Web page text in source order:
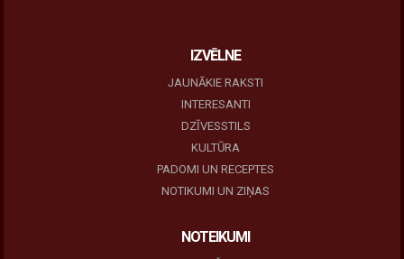
IZVĒLNE
JAUNĀKIE RAKSTI
INTERESANTI
DZĪVESSTILS
KULTŪRA
PADOMI UN RECEPTES
NOTIKUMI UN ZIŅAS
NOTEIKUMI